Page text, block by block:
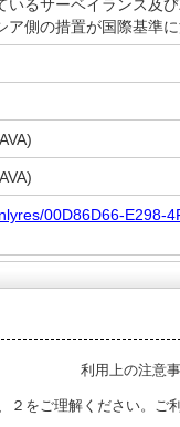
いるサーベイランス及
側の措置が国際基準
00D86D66-
利用上の注意
をご理解ください。ご